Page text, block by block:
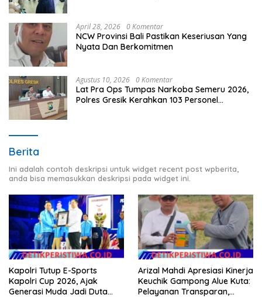
April 28, 2026 0 Komentar
NCW Provinsi Bali Pastikan Keseriusan Yang
Nyata Dan Berkomitmen
Agustus 10, 2026 0 Komentar
Lat Pra Ops Tumpas Narkoba Semeru 2026,
Polres Gresik Kerahkan 103 Personel
Berita
Ini adalah contoh deskripsi untuk widget recent post wpberita,
anda bisa memasukkan deskripsi pada widget ini.
Kapolri Tutup E-Sports
Kapolri Cup 2026, Ajak
Generasi Muda Jadi Duta
Arizal Mahdi Apresiasi Kinerja
Keuchik Gampong Alue Kuta:
Pelayanan Transparan,